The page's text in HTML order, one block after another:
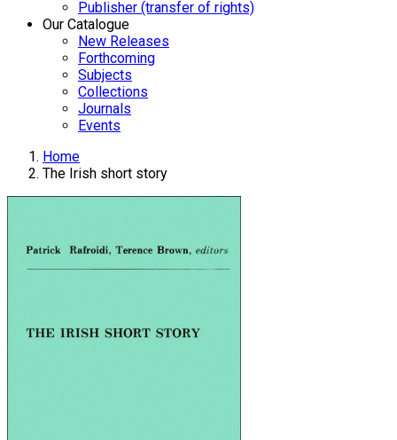
Publisher (transfer of rights)
Our Catalogue
New Releases
Forthcoming
Subjects
Collections
Journals
Events
Home
The Irish short story